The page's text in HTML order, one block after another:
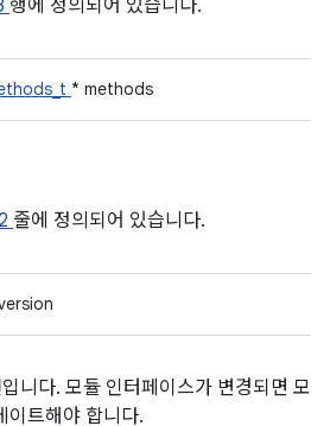
행에 정의되어 있습니다.
* methods
줄에 정의되어 있습니다.
니다. 모듈 인터페이스가 변경되면 모
이트해야 합니다.